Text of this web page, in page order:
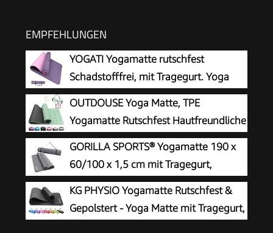
EMPFEHLUNGEN
YOGATI Yogamatte rutschfest
Schadstofffrei, mit Tragegurt. Yoga
Matte mit Ausrichtungslinien für die
Körperhaltung. Ideal als Gymnastikmatte,
Sportmatte, Fitnessmatte, Jogamatte - Yoga
mat
OUTDOUSE Yoga Matte, TPE
Yogamatte Rutschfest Hautfreundliche
Gymnastikmatte mit
Ausrichtungslinien Sportmatte Dicke 6mm,
Fitnessmatte Turnmatte Pilates Matte mit
Tragegurt 183x61cm
GORILLA SPORTS® Yogamatte 190 x
60/100 x 1,5 cm mit Tragegurt,
rutschfest
KG PHYSIO Yogamatte Rutschfest &
Gepolstert - Yoga Matte mit Tragegurt,